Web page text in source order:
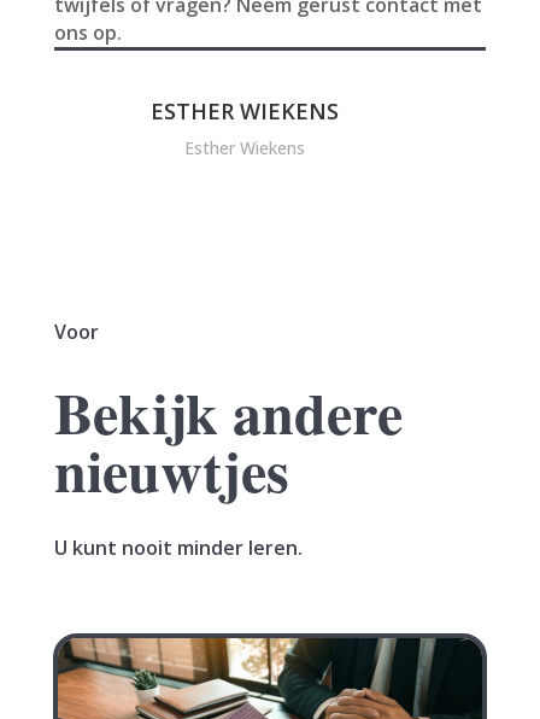
ons op.
ESTHER WIEKENS
Esther Wiekens
Voor
Bekijk andere
nieuwtjes
U kunt nooit minder leren.